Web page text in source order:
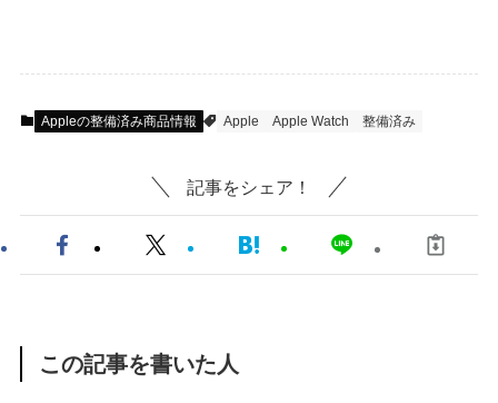
Appleの整備済み商品情報 Apple Apple Watch 整備済み
記事をシェア！
この記事を書いた人